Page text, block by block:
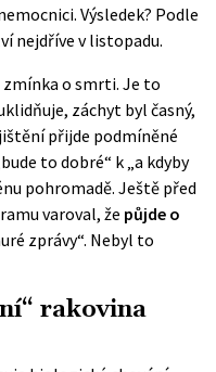
Výsledek? Podle
nejdříve v listopadu.
o smrti. Je to
záchyt byl časný,
přijde podmíněné
to dobré“ k „a kdyby
pohromadě. Ještě před
varoval, že půjde o
zprávy“. Nebyl to
rakovina